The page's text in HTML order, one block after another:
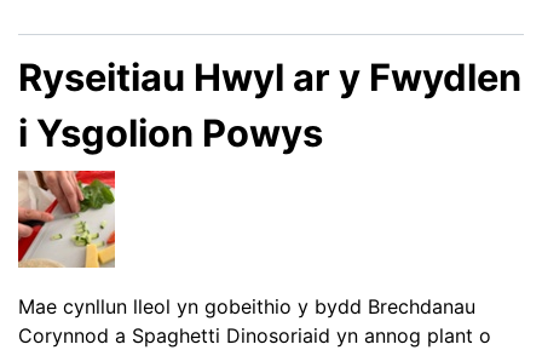
Ryseitiau Hwyl ar y Fwydlen
i Ysgolion Powys
Mae cynllun lleol yn gobeithio y bydd Brechdanau
Corynnod a Spaghetti Dinosoriaid yn annog plant o